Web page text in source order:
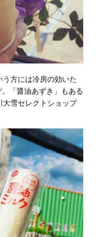
方には冷房の効いた
「醤油あずき」もある
大雪セレクトショップ